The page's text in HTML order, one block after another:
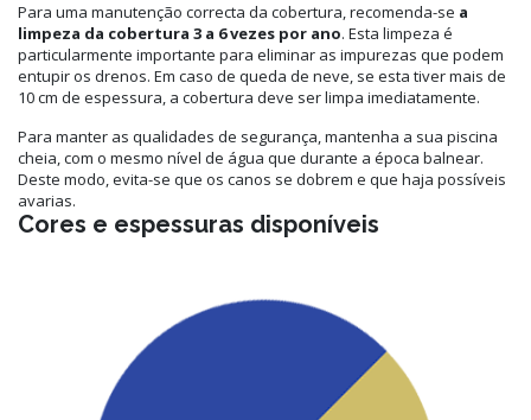
Para uma manutenção correcta da cobertura, recomenda-se a
limpeza da cobertura 3 a 6 vezes por ano. Esta limpeza é
particularmente importante para eliminar as impurezas que podem
entupir os drenos. Em caso de queda de neve, se esta tiver mais de
10 cm de espessura, a cobertura deve ser limpa imediatamente.
Para manter as qualidades de segurança, mantenha a sua piscina
cheia, com o mesmo nível de água que durante a época balnear.
Deste modo, evita-se que os canos se dobrem e que haja possíveis
avarias.
Cores e espessuras disponíveis